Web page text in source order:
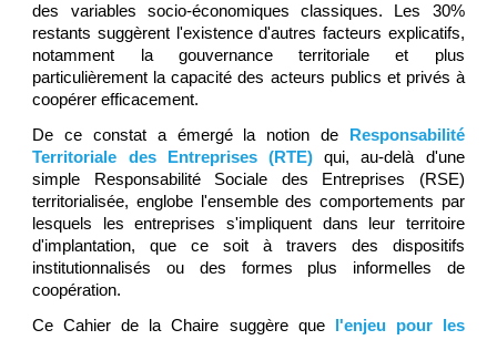
des variables socio-économiques classiques. Les 30%
restants suggèrent l'existence d'autres facteurs explicatifs,
notamment la gouvernance territoriale et plus
particulièrement la capacité des acteurs publics et privés à
coopérer efficacement.
De ce constat a émergé la notion de
Responsabilité
Territoriale des Entreprises (RTE) qui, au-delà d'une
simple Responsabilité Sociale des Entreprises (RSE)
territorialisée, englobe l'ensemble des comportements par
lesquels les entreprises s'impliquent dans leur territoire
d'implantation, que ce soit à travers des dispositifs
institutionnalisés ou des formes plus informelles de
coopération.
Ce Cahier de la Chaire suggère que
l'enjeu pour les